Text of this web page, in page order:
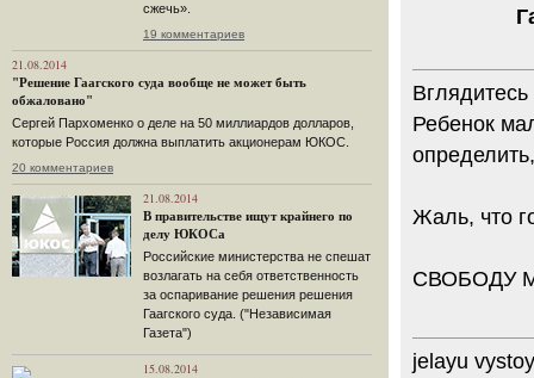
сжечь».
19 комментариев
21.08.2014
"Решение Гаагского суда вообще не может быть
обжаловано"
Сергей Пархоменко о деле на 50 миллиардов долларов,
которые Россия должна выплатить акционерам ЮКОС.
20 комментариев
21.08.2014
В правительстве ищут крайнего по
делу ЮКОСа
Российские министерства не спешат
возлагать на себя ответственность
за оспаривание решения решения
Гаагского суда. ("Независимая
Газета")
15.08.2014
Ребенок
Жаль, что
СВОБОДУ
jelayu